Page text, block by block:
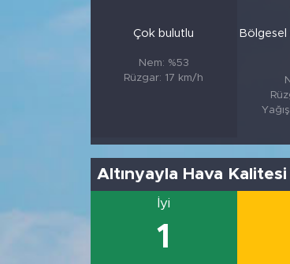
Çok bulutlu
Nem: %53
Rüzgar: 17 km/h
Bölgesel
Altınyayla Hava Kalitesi
İyi
1